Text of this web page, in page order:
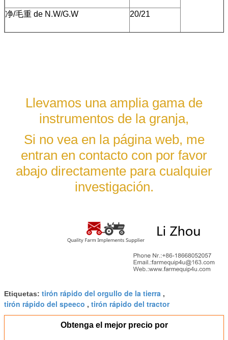
净/毛重 de N.W/G.W 20/21
Llevamos una amplia gama de
instrumentos de la granja,
Si no vea en la página web, me
entran en contacto con por favor
abajo directamente para cualquier
investigación.
Etiquetas: tirón rápido del orgullo de la tierra ,
tirón rápido del speeco , tirón rápido del tractor
Obtenga el mejor precio por